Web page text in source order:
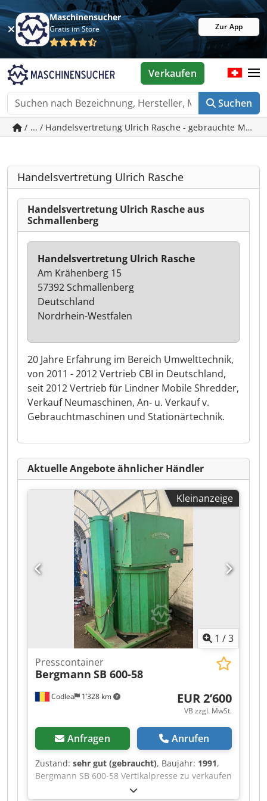
Maschinensucher
Gratis im Store Zur App
Suchen
Verkaufen
/ ... / Handelsvertretung Ulrich Rasche - gebrauchte
Handelsvertretung Ulrich Rasche
Handelsvertretung Ulrich Rasche aus
Schmallenberg
20 Jahre Erfahrung im Bereich Umwelttechnik,
von 2011 - 2012 Vertrieb CBI in Deutschland,
seit 2012 Vertrieb für Lindner Mobile Shredder,
Verkauf Neumaschinen, An- u. Verkauf v.
Gebrauchtmaschinen und Stationärtechnik.
Handelsvertretung Ulrich Rasche
Am Krähenberg 15
57392 Schmallenberg
Deutschland
Nordrhein-Westfalen
Aktuelle Angebote ähnlicher Händler
Kleinanzeige
1 /3
Codlea 1’328 km
Presscontainer
Bergmann SB 600-58
EUR 2’600
VB zzgl. MwSt.
Anfragen Anrufen
Zustand: sehr gut (gebraucht), Baujahr: 1991,
Bergmann SB 600-58 Vertikalpresse zu verkaufen
Hersteller: Bergmann Modell: SB 600-58 Baujahr: